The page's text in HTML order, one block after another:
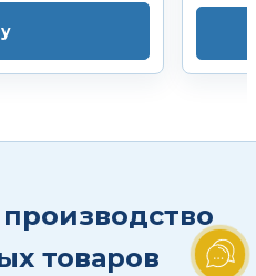
товаров